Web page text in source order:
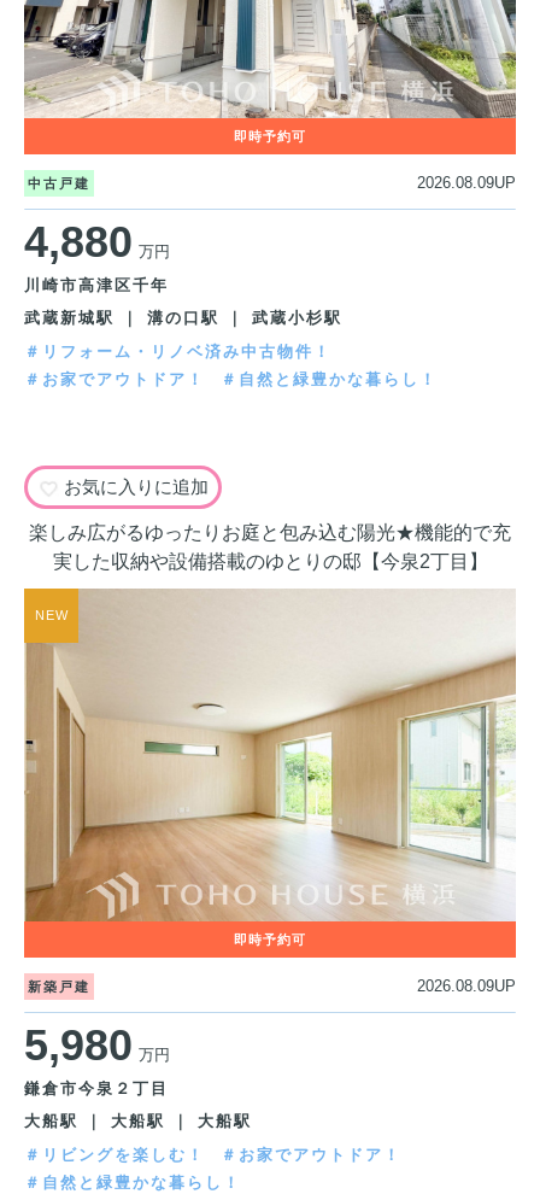
中古戸建 2026.08.09UP
4,880 万円
川崎市高津区千年
武蔵新城駅 ｜ 溝の口駅 ｜ 武蔵小杉駅
＃リフォーム・リノベ済み中古物件！
＃お家でアウトドア！
＃自然と緑豊かな暮らし！
お気に入りに追加
楽しみ広がるゆったりお庭と包み込む陽光★機能的で充
実した収納や設備搭載のゆとりの邸【今泉2丁目】
新築戸建 2026.08.09UP
5,980 万円
鎌倉市今泉２丁目
大船駅 ｜ 大船駅 ｜ 大船駅
＃リビングを楽しむ！
＃お家でアウトドア！
＃自然と緑豊かな暮らし！